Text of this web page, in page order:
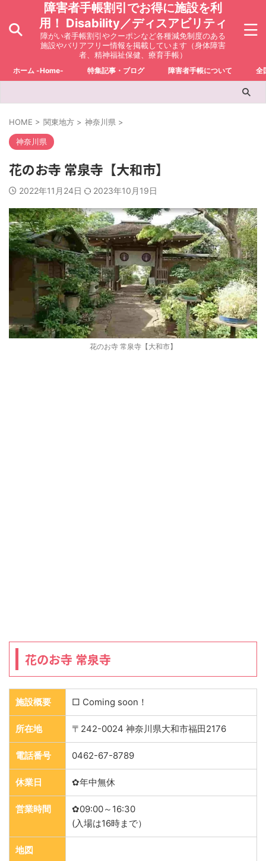
障害者手帳割引でお得に施設を利
用！ Disability／ディスアビリティ
障がい者手帳割引やクーポンなど各種減免制度のある
施設やバリアフリー情報を掲載しています（身体障害
者、精神福祉保健、療育手帳）
ホーム -Home- 特集記事・ブログ 障害者手帳について 全
HOME > 関東地方 > 神奈川県 >
神奈川県
花のお寺 常泉寺【大和市】
2022年11月24日 2023年10月19日
花のお寺 常泉寺【大和市】
花のお寺 常泉寺
施設概要 □ Coming soon！
所在地 〒242-0024 神奈川県大和市福田2176
電話番号 0462-67-8789
休業日 ✿年中無休
営業時間
✿09:00～16:30
(入場は16時まで）
地図